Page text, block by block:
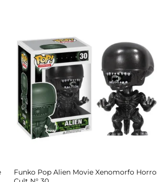
Funko Pop Alien Movie Xenomorfo